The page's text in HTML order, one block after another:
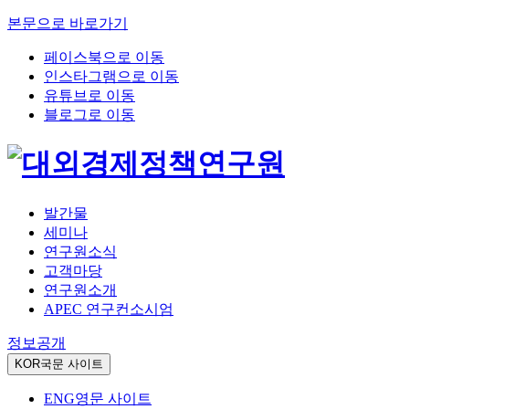
본문으로 바로가기
페이스북으로 이동
인스타그램으로 이동
유튜브로 이동
블로그로 이동
발간물
세미나
연구원소식
고객마당
연구원소개
APEC 연구컨소시엄
정보공개
KOR국문 사이트
ENG영문 사이트